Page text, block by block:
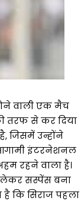
वाली एक मैच
तरफ से कर दिया
जिसमें उन्होंने
इंटरनेशनल
रहने वाला है।
सस्पेंस बना
कि सिराज पहला